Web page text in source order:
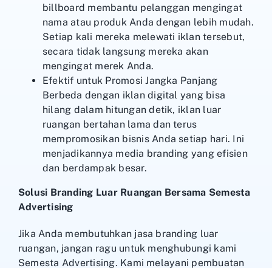
billboard membantu pelanggan mengingat
nama atau produk Anda dengan lebih mudah.
Setiap kali mereka melewati iklan tersebut,
secara tidak langsung mereka akan
mengingat merek Anda.
Efektif untuk Promosi Jangka Panjang
Berbeda dengan iklan digital yang bisa
hilang dalam hitungan detik, iklan luar
ruangan bertahan lama dan terus
mempromosikan bisnis Anda setiap hari. Ini
menjadikannya media branding yang efisien
dan berdampak besar.
Solusi Branding Luar Ruangan Bersama Semesta
Advertising
Jika Anda membutuhkan jasa branding luar
ruangan, jangan ragu untuk menghubungi kami
Semesta Advertising. Kami melayani pembuatan